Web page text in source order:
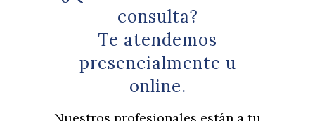
consulta?
Te atendemos
presencialmente u
online.
Nuestros profesionales están a tu